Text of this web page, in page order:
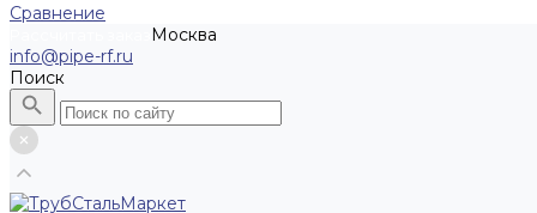
Сравнение
Москва
info@pipe-rf.ru
Поиск